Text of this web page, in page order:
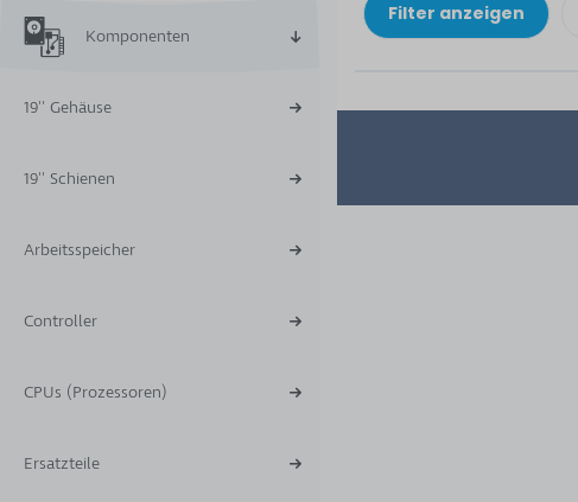
Komponenten
19'' Gehäuse
19'' Schienen
Arbeitsspeicher
Controller
CPUs (Prozessoren)
Ersatzteile
Filter anzeigen